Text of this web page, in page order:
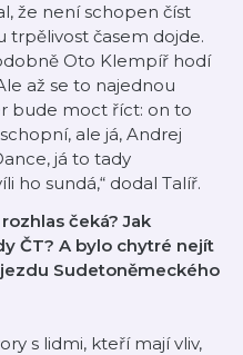
že není schopen číst
časem dojde.
Oto Klempíř hodí
až se to najednou
bude moct říct: on to
ale já, Andrej
já to tady
ho sundá,“ dodal Talíř.
čeká? Jak
ČT? A bylo chytré nejít
Sudetoněmeckého
s lidmi, kteří mají vliv,